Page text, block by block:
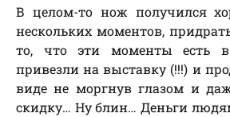
В целом-то нож получился
нескольких моментов,
то, что эти моменты есть
привезли на выставку (!!!) и
виде не моргнув глазом и
скидку… Ну блин… Деньги